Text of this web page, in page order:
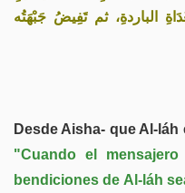
الباردةِ، ثم تَفِيضُ جَبْهَتُه
Desde Aisha- que Al-
"Cuando el
bendiciones de Al-láh